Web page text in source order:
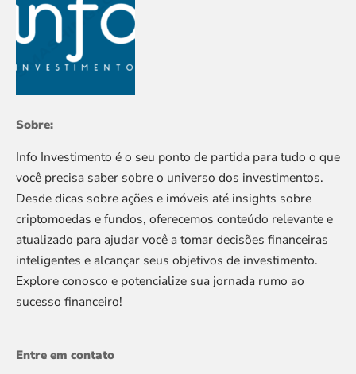
Sobre:
Info Investimento é o seu ponto de partida para tudo o que
você precisa saber sobre o universo dos investimentos.
Desde dicas sobre ações e imóveis até insights sobre
criptomoedas e fundos, oferecemos conteúdo relevante e
atualizado para ajudar você a tomar decisões financeiras
inteligentes e alcançar seus objetivos de investimento.
Explore conosco e potencialize sua jornada rumo ao
sucesso financeiro!
Entre em contato